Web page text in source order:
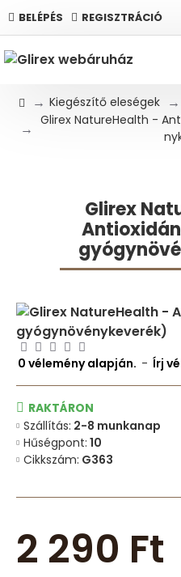
BELÉPÉS REGISZTRÁCIÓ
Kiegészítő eleségek
Glirex NatureHealth -
Glirex
RAKTÁRON
Hűségpont: 10
Cikkszám: G363
Szállítás: 2-8 munkanap
0 vélemény alapján. - Írj
2 290 Ft